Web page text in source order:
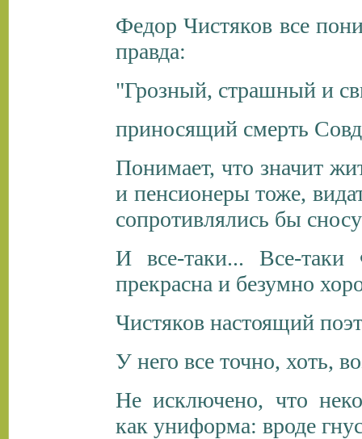
Федор Чистяков все
правда:
"Грозный, страшный и
приносящий смерть
Понимает, что значит
и пенсионеры тоже,
сопротивлялись бы
И все-таки... Все-
прекрасна и безумно
Чистяков настоящий
У него все точно, хоть,
Не исключено, что
как униформа: вроде